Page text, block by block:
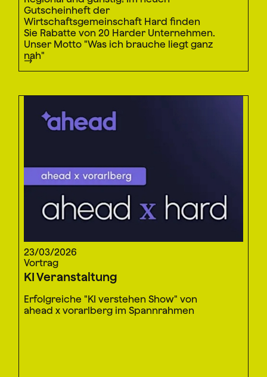
Gutscheinheft der
Wirtschaftsgemeinschaft Hard finden
Sie Rabatte von 20 Harder Unternehmen.
Unser Motto "Was ich brauche liegt ganz
nah"
23/03/2026
Vortrag
KI Veranstaltung
Erfolgreiche "KI verstehen Show" von
ahead x vorarlberg im Spannrahmen